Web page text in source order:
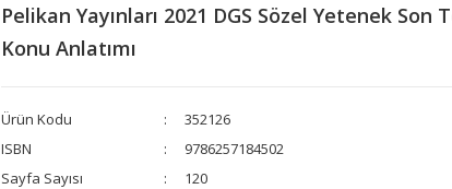
​​Pelikan Yayınları 2021 DGS Sözel Yetenek Son
Konu Anlatımı
Ürün Kodu
352126
ISBN
9786257184502
Sayfa Sayısı
120